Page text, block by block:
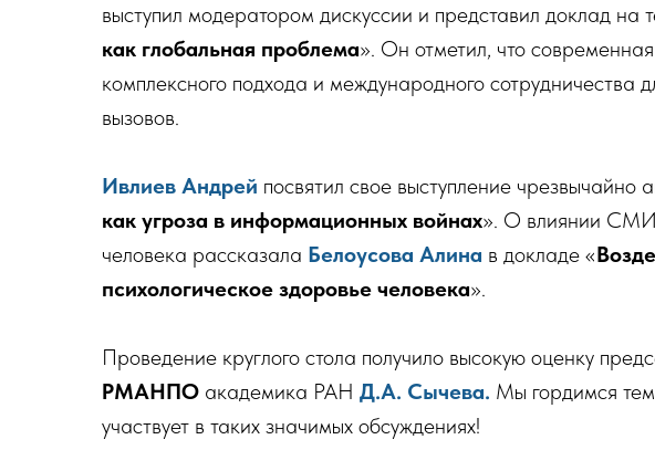
выступил модератором дискуссии и представил доклад на
как глобальная проблема». Он отметил, что
комплексного подхода и международного сотрудничества
вызовов.
Ивлиев Андрей посвятил свое выступление чрезвычайно
как угроза в информационных войнах». О влиянии СМИ
человека рассказала Белоусова Алина в докладе «
психологическое здоровье человека».
Проведение круглого стола получило высокую оценку
РМАНПО академика РАН Д.А. Сычева. Мы гордимся
участвует в таких значимых обсуждениях!